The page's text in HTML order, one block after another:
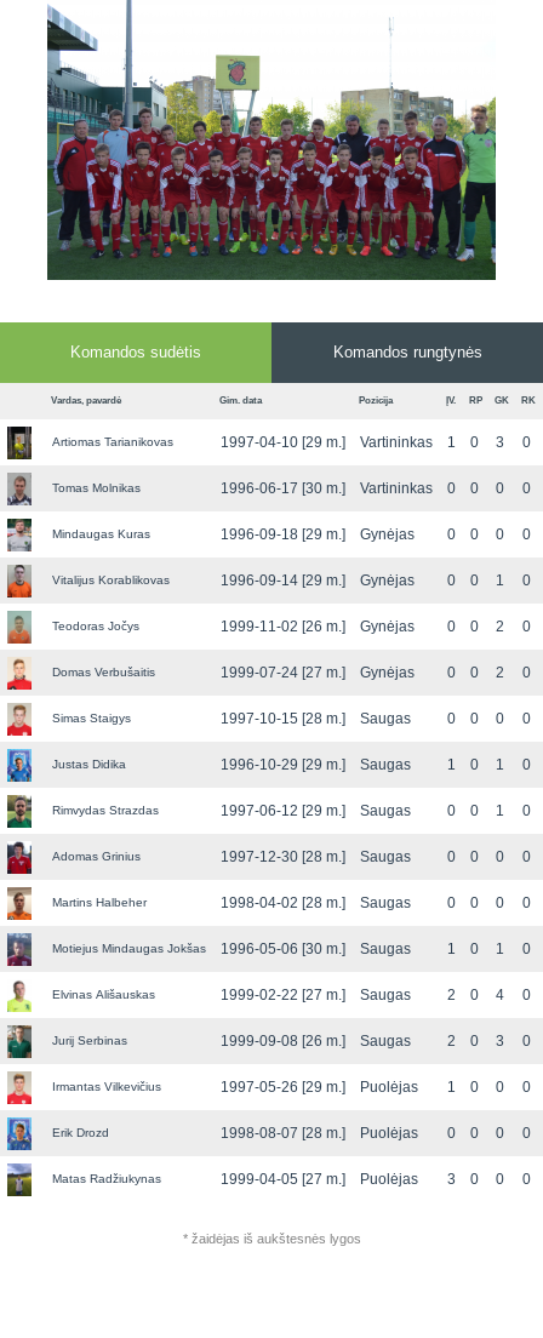
7x7 vasaros
Lyga 8x8
Įmonių lyga
SFL rudens
Snaigės taurė
senjorų
čempionatas
Komandos sudėtis Komandos rungtynės
Vardas, pavardė Gim. data Pozicija ĮV. RP GK RK
Artiomas Tarianikovas 1997-04-10 [29 m.] Vartininkas 1 0 3 0
Tomas Molnikas 1996-06-17 [30 m.] Vartininkas 0 0 0 0
Mindaugas Kuras 1996-09-18 [29 m.] Gynėjas 0 0 0 0
Vitalijus Korablikovas 1996-09-14 [29 m.] Gynėjas 0 0 1 0
Teodoras Jočys 1999-11-02 [26 m.] Gynėjas 0 0 2 0
Domas Verbušaitis 1999-07-24 [27 m.] Gynėjas 0 0 2 0
Simas Staigys 1997-10-15 [28 m.] Saugas 0 0 0 0
Justas Didika 1996-10-29 [29 m.] Saugas 1 0 1 0
Rimvydas Strazdas 1997-06-12 [29 m.] Saugas 0 0 1 0
Adomas Grinius 1997-12-30 [28 m.] Saugas 0 0 0 0
Martins Halbeher 1998-04-02 [28 m.] Saugas 0 0 0 0
Motiejus Mindaugas Jokšas 1996-05-06 [30 m.] Saugas 1 0 1 0
Elvinas Ališauskas 1999-02-22 [27 m.] Saugas 2 0 4 0
Jurij Serbinas 1999-09-08 [26 m.] Saugas 2 0 3 0
Irmantas Vilkevičius 1997-05-26 [29 m.] Puolėjas 1 0 0 0
Erik Drozd 1998-08-07 [28 m.] Puolėjas 0 0 0 0
Matas Radžiukynas 1999-04-05 [27 m.] Puolėjas 3 0 0 0
* žaidėjas iš aukštesnės lygos